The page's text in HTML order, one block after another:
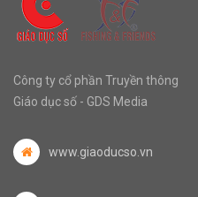
Công ty cổ phần Truyền thông
Giáo dục số - GDS Media
www.giaoducso.vn